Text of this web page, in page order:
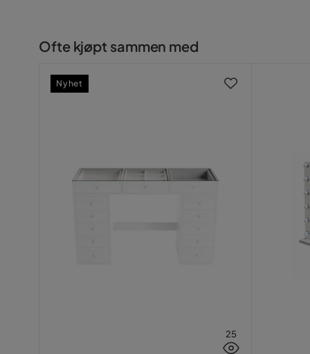
Ofte kjøpt sammen med
25
Nyhet